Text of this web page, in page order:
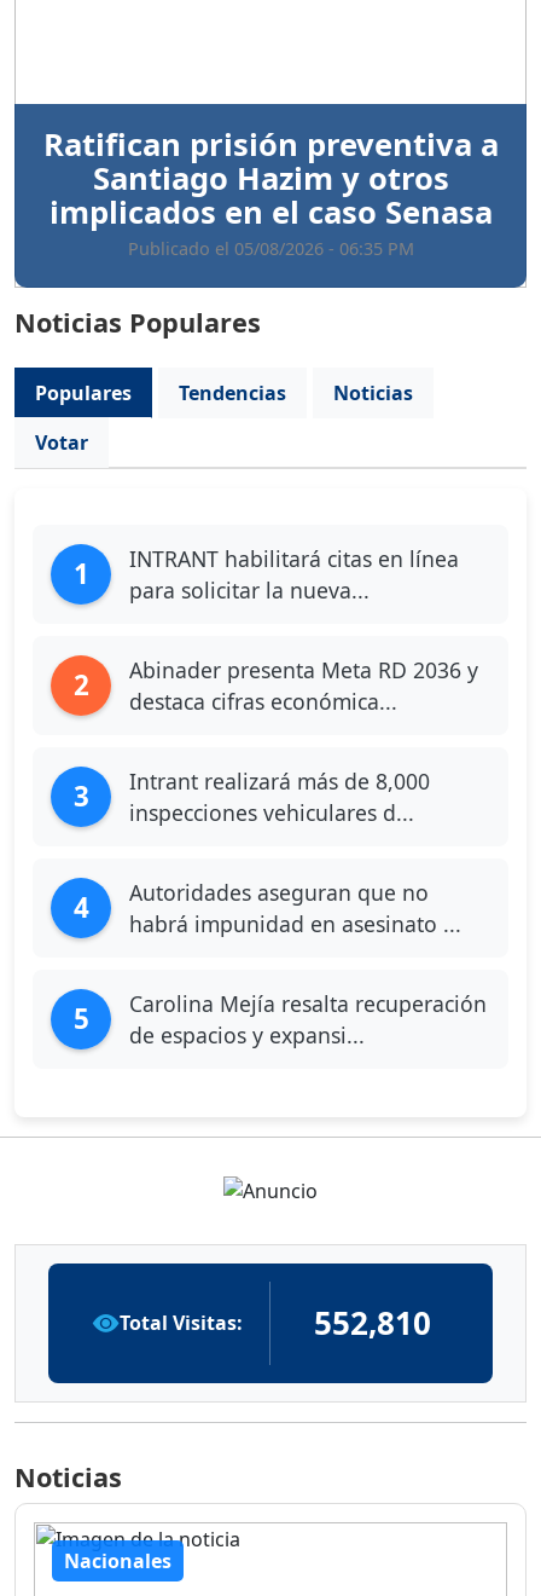
Ratifican prisión preventiva a
Santiago Hazim y otros
implicados en el caso Senasa
Publicado el 05/08/2026 - 06:35 PM
Noticias Populares
Populares Tendencias
Noticias
Votar
1
INTRANT habilitará citas en línea
para solicitar la nueva...
2
Abinader presenta Meta RD 2036 y
destaca cifras económica...
3
Intrant realizará más de 8,000
inspecciones vehiculares d...
4
Autoridades aseguran que no
habrá impunidad en asesinato ...
5
Carolina Mejía resalta recuperación
de espacios y expansi...
Total Visitas: 552,810
Noticias
Nacionales